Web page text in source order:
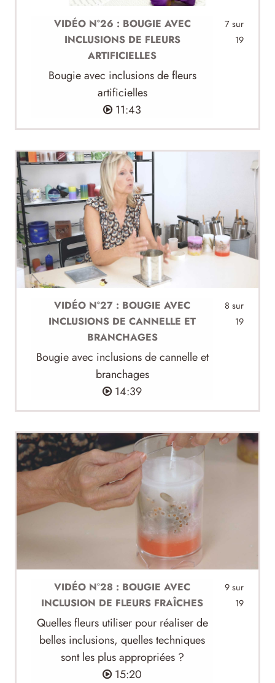
7 sur
19
VIDÉO N°26 : BOUGIE AVEC
INCLUSIONS DE FLEURS
ARTIFICIELLES
Bougie avec inclusions de fleurs
artificielles
11:43
8 sur
19
VIDÉO N°27 : BOUGIE AVEC
INCLUSIONS DE CANNELLE ET
BRANCHAGES
Bougie avec inclusions de cannelle et
branchages
14:39
9 sur
19
VIDÉO N°28 : BOUGIE AVEC
INCLUSION DE FLEURS FRAÎCHES
Quelles fleurs utiliser pour réaliser de
belles inclusions, quelles techniques
sont les plus appropriées ?
15:20